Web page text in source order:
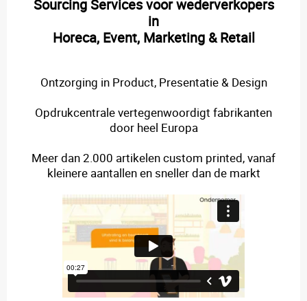
Sourcing Services voor wederverkopers
in
Horeca, Event, Marketing & Retail
Ontzorging in Product, Presentatie & Design
Opdrukcentrale vertegenwoordigt fabrikanten
door heel Europa
Meer dan 2.000 artikelen custom printed, vanaf
kleinere aantallen en sneller dan de markt